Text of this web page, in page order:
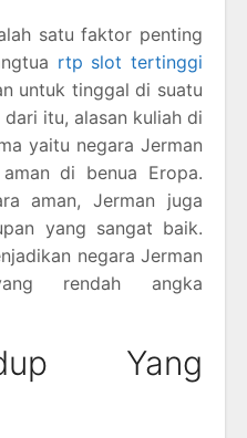
satu faktor penting
rtp slot tertinggi
untuk tinggal di suatu
itu, alasan kuliah di
yaitu negara Jerman
di benua Eropa.
aman, Jerman juga
yang sangat baik.
negara Jerman
rendah angka
Yang